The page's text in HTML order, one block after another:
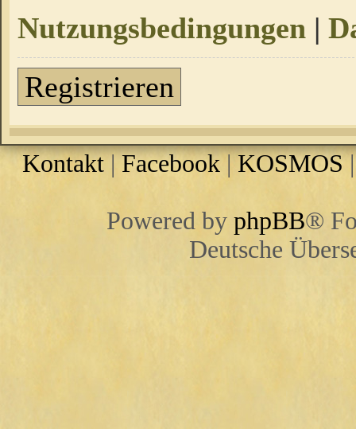
Nutzungsbedingungen |
Registrieren
Kontakt | Facebook |KOSMOS
Powered by phpBB®
Deutsche